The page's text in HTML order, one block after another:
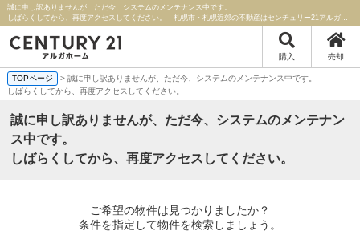
誠に申し訳ありませんが、ただ今、システムのメンテナンス中です。
しばらくしてから、再度アクセスしてください。｜札幌市・札幌近郊の不動産はセンチュリー21アルガホーム
購入 売却
TOPページ
> 誠に申し訳ありませんが、ただ今、システムのメンテナンス中です。
しばらくしてから、再度アクセスしてください。
誠に申し訳ありませんが、ただ今、システムのメンテナン
ス中です。
しばらくしてから、再度アクセスしてください。
ご希望の物件は見つかりましたか？
条件を指定して物件を検索しましょう。